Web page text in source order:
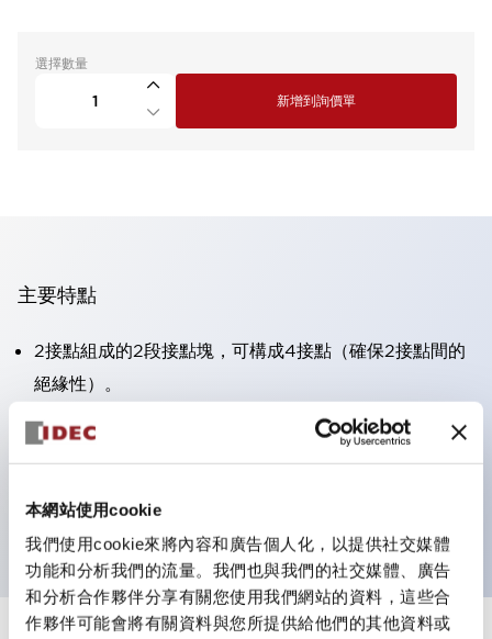
本網站使用cookie
我們使用cookie來將內容和廣告個人化，以提供社交媒體
功能和分析我們的流量。我們也與我們的社交媒體、廣告
和分析合作夥伴分享有關您使用我們網站的資料，這些合
作夥伴可能會將有關資料與您所提供給他們的其他資料或
選擇數量
新增到詢價單
主要特點
2接點組成的2段接點塊，可構成4接點（確保2接點間的
絕緣性）。
面板深度39.9mm（※11段接點塊）、59.9mm（※22段
接點塊）。可實現省空間設計。
防護結構